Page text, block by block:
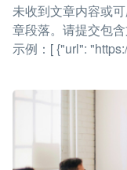
未收到文章内容或
章段落。请提交包
示例：[ {"url":